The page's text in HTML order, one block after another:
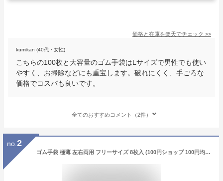
価格と在庫を楽天でチェック >>
kumikan (40代・女性)
こちらの100枚と大容量のゴム手袋はLサイズで男性でも使い
やすく、お掃除などにも重宝します。破れにくく、手ごろな
価格でコスパも良いです。
全てのおすすめコメント（2件）
no. 2
ゴム手袋 極薄 左右両用 フリーサイズ 8枚入 (100円ショップ 100円均一 100均一 100均)